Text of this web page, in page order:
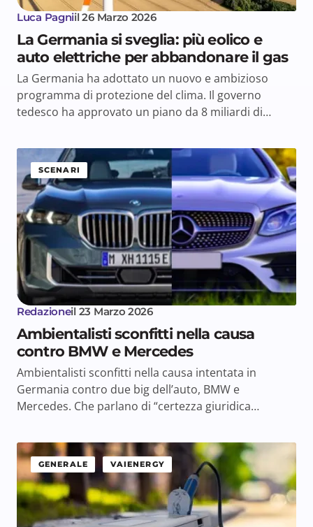
Luca Pagniil 26 Marzo 2026
La Germania si sveglia: più eolico e
auto elettriche per abbandonare il gas
La Germania ha adottato un nuovo e ambizioso
programma di protezione del clima. Il governo
tedesco ha approvato un piano da 8 miliardi di…
SCENARI
Redazioneil 23 Marzo 2026
Ambientalisti sconfitti nella causa
contro BMW e Mercedes
Ambientalisti sconfitti nella causa intentata in
Germania contro due big dell’auto, BMW e
Mercedes. Che parlano di “certezza giuridica…
GENERALE VAIENERGY